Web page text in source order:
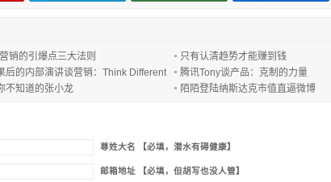
销的引爆点三大法则
只有认清趋势才能赚到钱
后的内部演讲谈营销：Think Different
腾讯Tony谈产品：克制的力量
不知道的张小龙
陌陌登陆纳斯达克市值直逼微博
尊姓大名 【必填，潜水有碍健康】
邮箱地址 【必填，但胡写也没人管】